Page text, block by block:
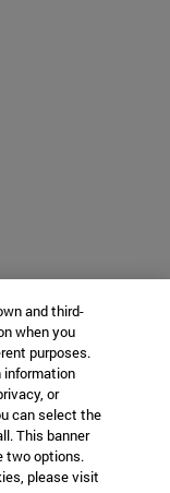
and third-
when you
purposes.
information
or
can select the
This banner
two options.
please visit